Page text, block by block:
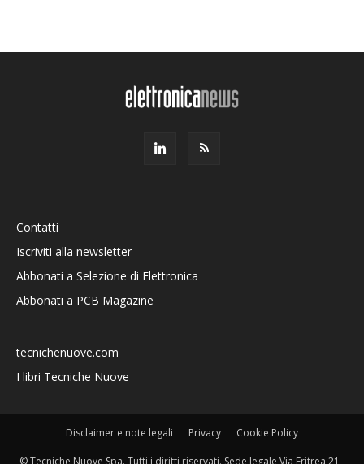
Contatti
Iscriviti alla newsletter
Abbonati a Selezione di Elettronica
Abbonati a PCB Magazine
tecnichenuove.com
I libri Tecniche Nuove
Disclaimer e note legali Privacy Cookie Policy
© Tecniche Nuove Spa. Tutti i diritti riservati. Sede legale Via Eritrea 21 -